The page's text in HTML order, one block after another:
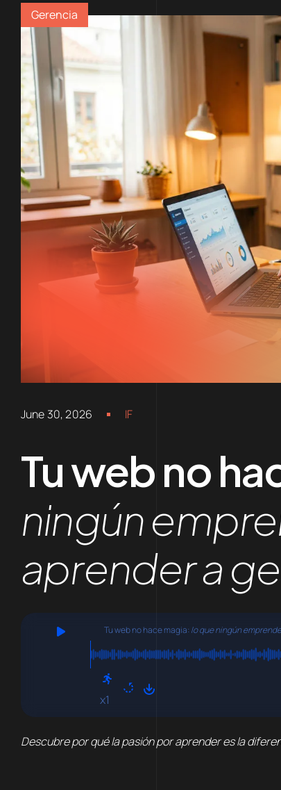
Gerencia
June 30, 2026 IF
Tu web no
ningún
aprender a
Tu web no hace magia:lo que ningún
x1
Descubre por qué la pasión por aprender es la